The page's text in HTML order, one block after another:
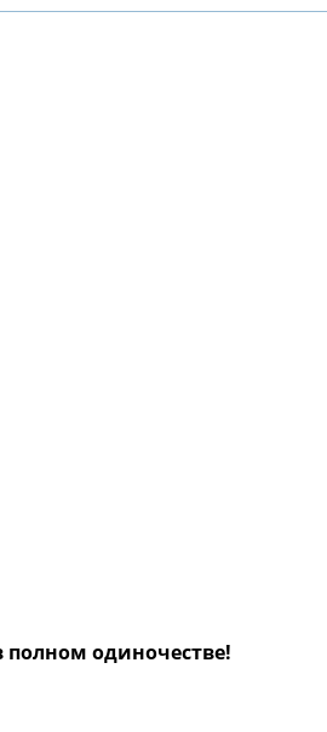
полном одиночестве!